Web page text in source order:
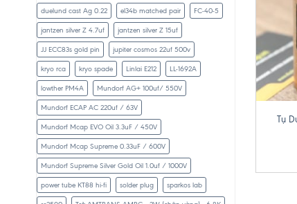
duelund cast Ag 0.22 el34b matched pair FC-40-5
jantzen silver Z 4.7uf jantzen silver Z 15uf
JJ ECC83s gold pin jupiter cosmos 22uf 500v
kryo rca kryo spade Linlai E212 LL-1692A
lowther PM4A Mundorf AG+ 100uf/ 550V
Mundorf ECAP AC 220uf / 63V
Mundorf Mcap EVO Oil 3.3uF / 450V
Mundorf Mcap Supreme 0.33uF / 600V
Mundorf Supreme Silver Gold Oil 1.0uf / 1000V
power tube KT88 hi-fi solder plug sparkos lab
Tụ